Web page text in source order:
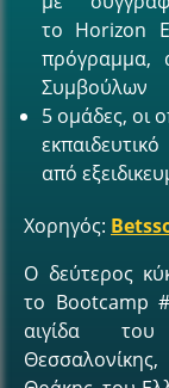
το Horizon
πρόγραμμα,
Συμβούλων
5 ομάδες, οι
από
Χορηγός:
Ο δεύτερος
το Bootcamp
αιγίδα του